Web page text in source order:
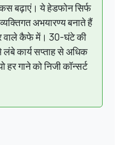
बढ़ाएं। ये हेडफोन सिर्फ
अभयारण्य बनाते हैं
वाले कैफे में। 30-घंटे की
कार्य सप्ताह से अधिक
गाने को निजी कॉन्सर्ट